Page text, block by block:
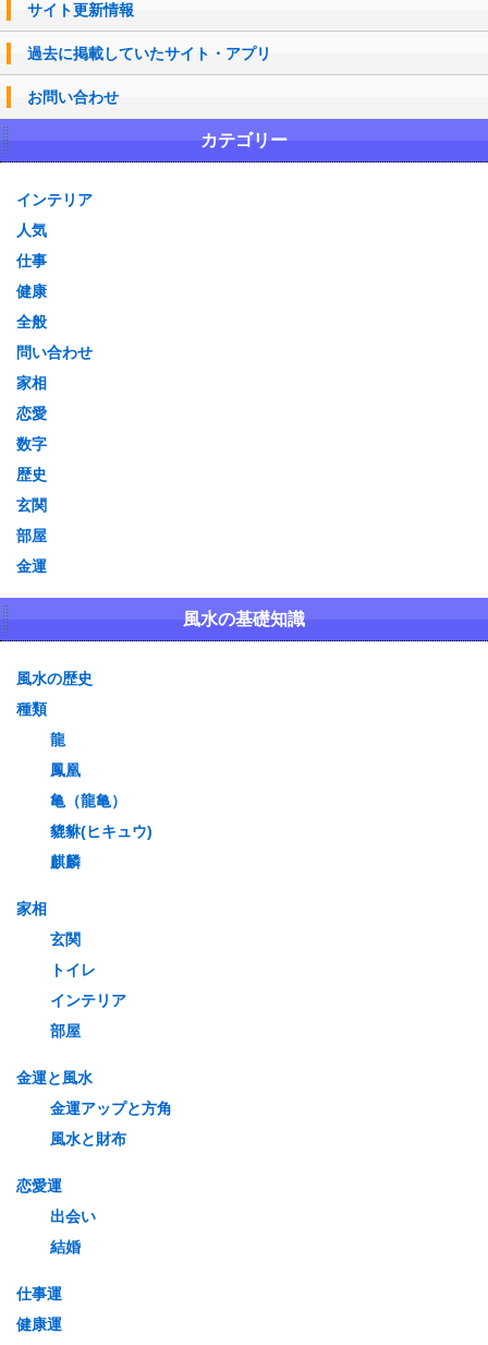
サイト更新情報
過去に掲載していたサイト・アプリ
お問い合わせ
カテゴリー
インテリア
人気
仕事
健康
全般
問い合わせ
家相
恋愛
数字
歴史
玄関
部屋
金運
風水の基礎知識
風水の歴史
種類
龍
鳳凰
亀（龍亀）
貔貅(ヒキュウ)
麒麟
家相
玄関
トイレ
インテリア
部屋
金運と風水
金運アップと方角
風水と財布
恋愛運
出会い
結婚
仕事運
健康運